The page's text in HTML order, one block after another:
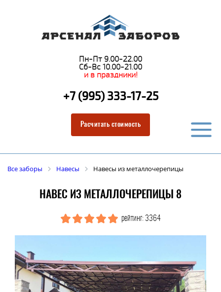
Пн-Пт 9.00-22.00
Сб-Вс 10.00-21.00
и в праздники!
+7 (995) 333-17-25
Расчитать стоимость
Все заборы Навесы Навесы из металлочерепицы
НАВЕС ИЗ МЕТАЛЛОЧЕРЕПИЦЫ 8
рейтинг: 3364